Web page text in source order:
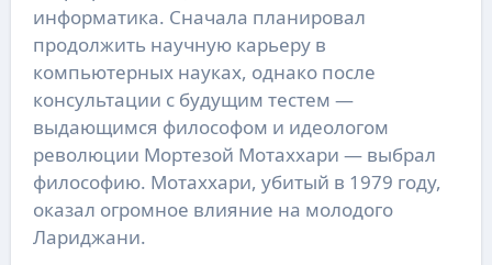
информатика. Сначала планировал
продолжить научную карьеру в
компьютерных науках, однако после
консультации с будущим тестем —
выдающимся философом и идеологом
революции Мортезой Мотаххари — выбрал
философию. Мотаххари, убитый в 1979 году,
оказал огромное влияние на молодого
Лариджани.